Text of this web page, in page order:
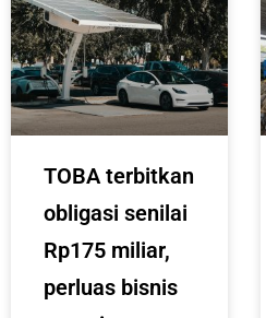
TOBA terbitkan
obligasi senilai
Rp175 miliar,
perluas bisnis